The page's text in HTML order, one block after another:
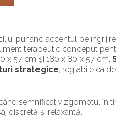
punând accentul pe
terapeutic conceput
x 57 cm și 180 x 80 x 57 cm,
strategice, reglabile ca
semnificativ zgomotul în
discretă și relaxantă.